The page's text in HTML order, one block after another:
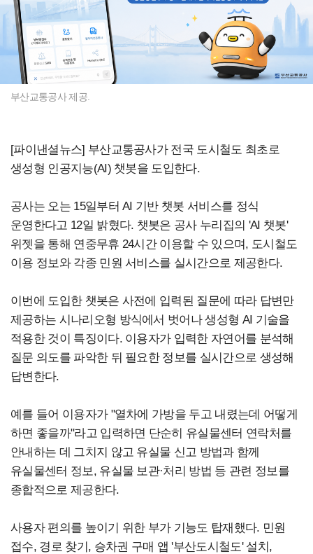
부산교통공사 제공.
[파이낸셜뉴스] 부산교통공사가 전국 도시철도 최초로
생성형 인공지능(AI) 챗봇을 도입한다.
공사는 오는 15일부터 AI 기반 챗봇 서비스를 정식
운영한다고 12일 밝혔다. 챗봇은 공사 누리집의 'AI 챗봇'
위젯을 통해 연중무휴 24시간 이용할 수 있으며, 도시철도
이용 정보와 각종 민원 서비스를 실시간으로 제공한다.
이번에 도입한 챗봇은 사전에 입력된 질문에 따라 답변만
제공하는 시나리오형 방식에서 벗어나 생성형 AI 기술을
적용한 것이 특징이다. 이용자가 입력한 자연어를 분석해
질문 의도를 파악한 뒤 필요한 정보를 실시간으로 생성해
답변한다.
예를 들어 이용자가 "열차에 가방을 두고 내렸는데 어떻게
하면 좋을까"라고 입력하면 단순히 유실물센터 연락처를
안내하는 데 그치지 않고 유실물 신고 방법과 함께
유실물센터 정보, 유실물 보관·처리 방법 등 관련 정보를
종합적으로 제공한다.
사용자 편의를 높이기 위한 부가 기능도 탑재했다. 민원
접수, 경로 찾기, 승차권 구매 앱 '부산도시철도' 설치,